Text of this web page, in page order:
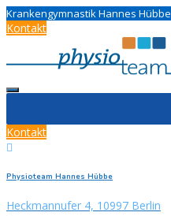
Krankengymnastik Hannes Hübbe
Kontakt
Kontakt
Physioteam Hannes Hübbe
Heckmannufer 4, 10997 Berlin